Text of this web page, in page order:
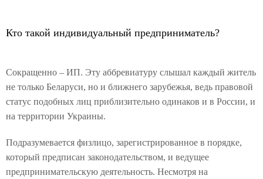
Кто такой индивидуальный предприниматель?
Сокращенно – ИП. Эту аббревиатуру слышал каждый житель
не только Беларуси, но и ближнего зарубежья, ведь правовой
статус подобных лиц приблизительно одинаков и в России, и
на территории Украины.
Подразумевается физлицо, зарегистрированное в порядке,
который предписан законодательством, и ведущее
предпринимательскую деятельность. Несмотря на